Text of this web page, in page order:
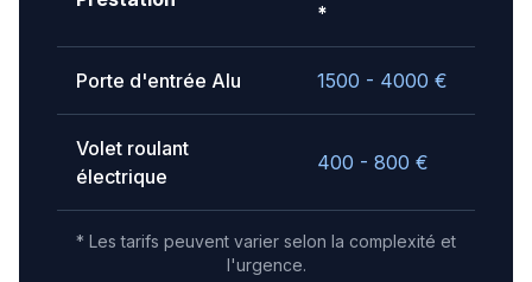
*
Porte d'entrée Alu 1500 - 4000 €
Volet roulant
électrique
400 - 800 €
* Les tarifs peuvent varier selon la complexité et
l'urgence.